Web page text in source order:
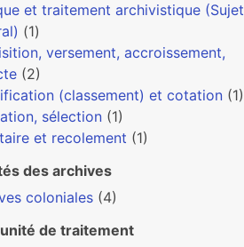
et traitement archivistique (Sujet
(1)
versement, accroissement,
(2)
(classement) et cotation (1)
sélection (1)
et recolement (1)
des archives
coloniales (4)
de traitement